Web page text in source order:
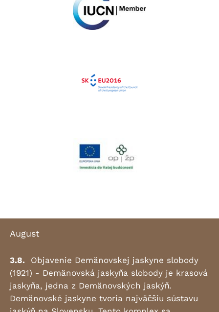
August
3.8. Objavenie Demänovskej jaskyne slobody
(1921) - Demänovská jaskyňa slobody je krasová
jaskyňa, jedna z Demänovských jaskýň.
Demänovské jaskyne tvoria najväčšiu sústavu